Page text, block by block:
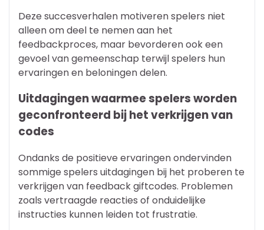
Deze succesverhalen motiveren spelers niet
alleen om deel te nemen aan het
feedbackproces, maar bevorderen ook een
gevoel van gemeenschap terwijl spelers hun
ervaringen en beloningen delen.
Uitdagingen waarmee spelers worden
geconfronteerd bij het verkrijgen van
codes
Ondanks de positieve ervaringen ondervinden
sommige spelers uitdagingen bij het proberen te
verkrijgen van feedback giftcodes. Problemen
zoals vertraagde reacties of onduidelijke
instructies kunnen leiden tot frustratie.